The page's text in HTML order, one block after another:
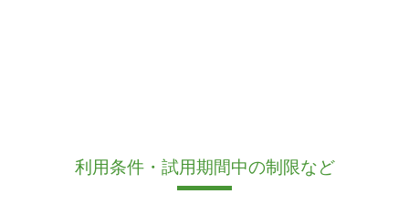
利用条件・試用期間中の制限など